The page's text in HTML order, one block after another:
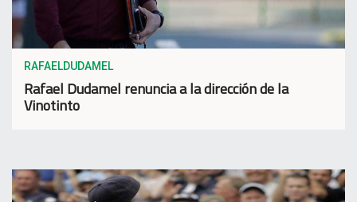
RAFAELDUDAMEL
Rafael Dudamel renuncia a la dirección de la
Vinotinto